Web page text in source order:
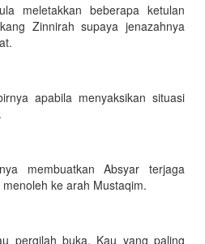
meletakkan beberapa ketulan
Zinnirah supaya jenazahnya
apabila menyaksikan situasi
membuatkan Absyar terjaga
ke arah Mustaqim.
pergilah buka. Kau yang paling